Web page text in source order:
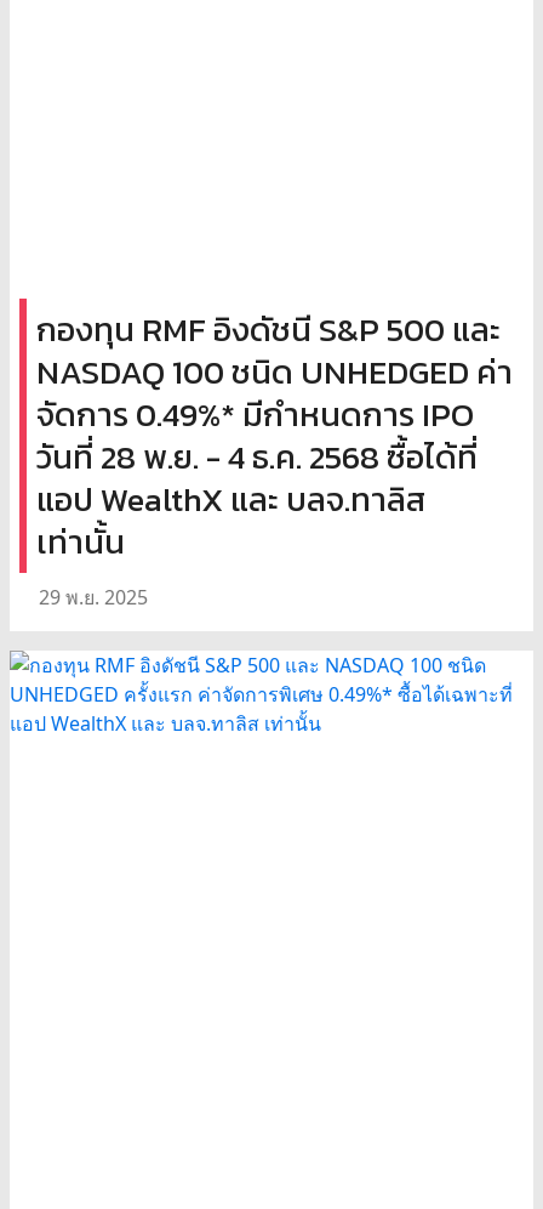
กองทุน RMF อิงดัชนี S&P 500 และ
NASDAQ 100 ชนิด UNHEDGED ค่า
จัดการ 0.49%* มีกำหนดการ IPO
วันที่ 28 พ.ย. - 4 ธ.ค. 2568 ซื้อได้ที่
แอป WealthX และ บลจ.ทาลิส
เท่านั้น
29 พ.ย. 2025